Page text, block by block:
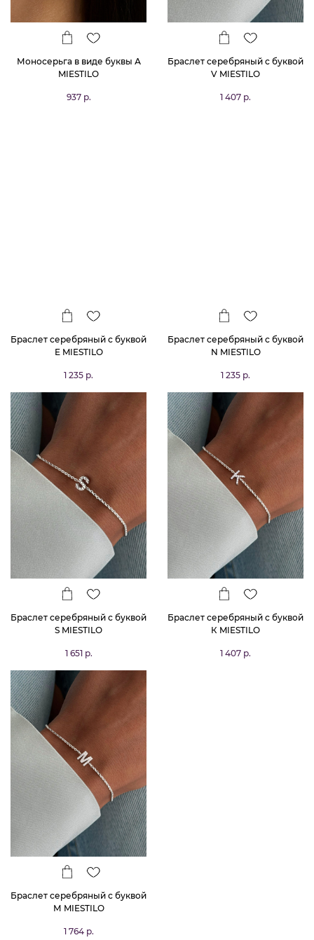
Моносерьга в виде буквы А
MIESTILO
937 р.
Браслет серебряный с буквой
V MIESTILO
1 407 р.
Браслет серебряный с буквой
E MIESTILO
1 235 р.
Браслет серебряный с буквой
N MIESTILO
1 235 р.
Браслет серебряный с буквой
S MIESTILO
1 651 р.
Браслет серебряный с буквой
К MIESTILO
1 407 р.
Браслет серебряный с буквой
М MIESTILO
1 764 р.